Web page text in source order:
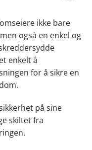
ikke bare
også en enkel og
enkelt å
for å sikre en
på sine
skiltet fra